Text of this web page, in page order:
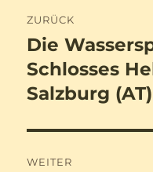
ZURÜCK
Vorheriger
Beitrag:
Die
Schlosses
Salzburg (AT)
WEITER